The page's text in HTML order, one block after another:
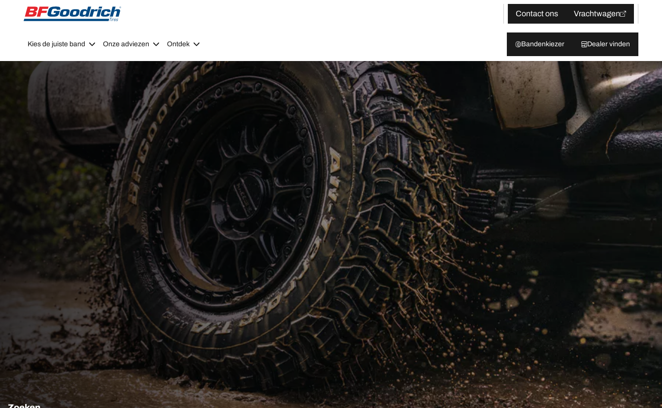
Go to page content
Go to page navigation
Contact ons
Vrachtwagen
Kies de juiste band Onze adviezen Ontdek Bandenkiezer Dealer vinden